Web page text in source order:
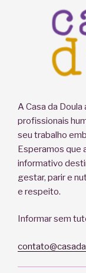
A Casa da
profissionais
seu trabalho
Esperamos que
informativo
gestar, parir e
e respeito.
Informar sem